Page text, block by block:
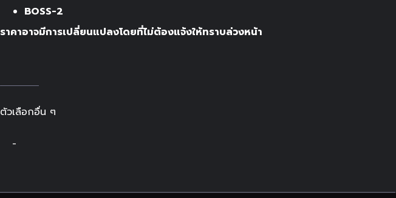
BOSS-2
ราคาอาจมีการเปลี่ยนแปลงโดยที่ไม่ต้องแจ้งให้ทราบล่วงหน้า
ตัวเลือกอื่น ๆ
-